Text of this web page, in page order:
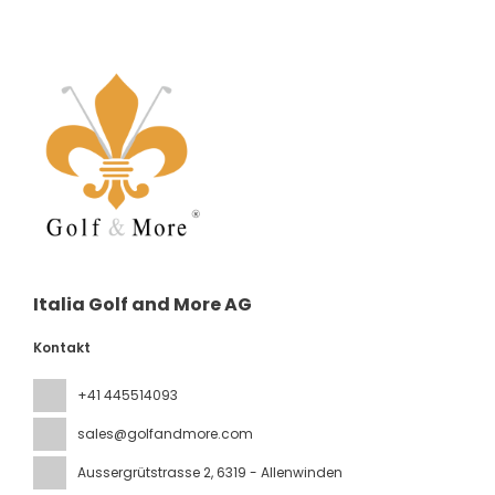
Italia Golf and More AG
Kontakt
+41 445514093
sales@golfandmore.com
Aussergrütstrasse 2, 6319 - Allenwinden